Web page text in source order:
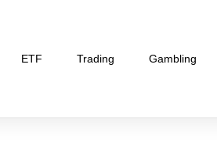
ETF Trading Gambling